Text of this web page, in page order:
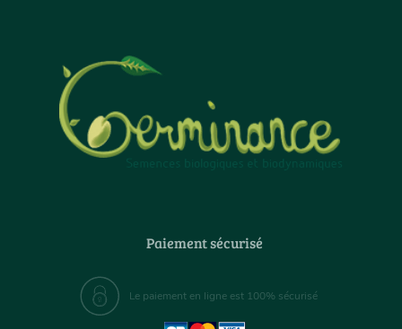
Paiement sécurisé
Le paiement en ligne est 100% sécurisé